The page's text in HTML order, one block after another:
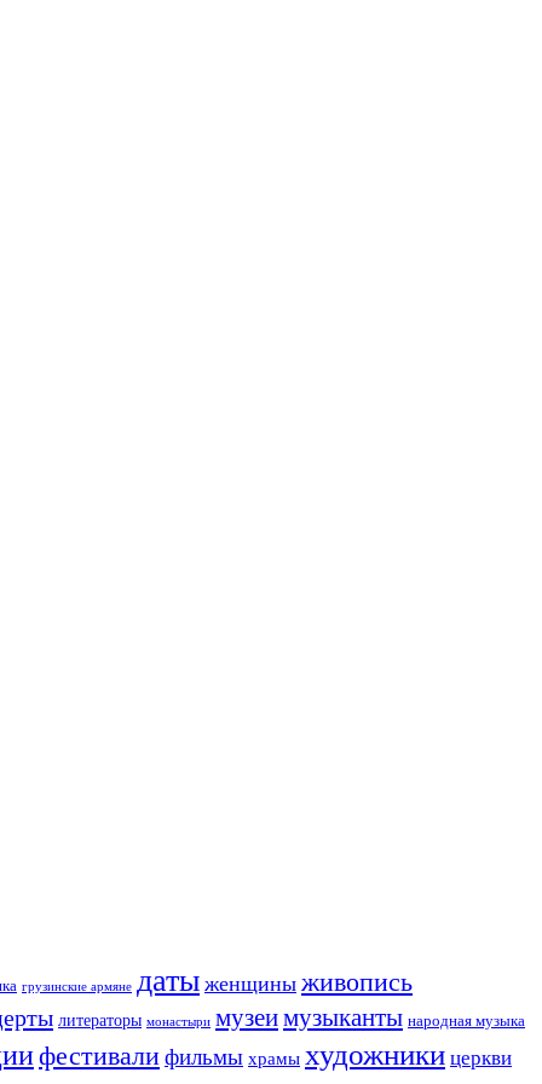
грузинские армяне даты женщины живопись
литераторы монастыри музеимузыканты народная музыка
фестивалифильмы храмы художники церкви